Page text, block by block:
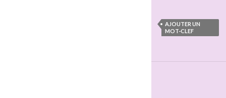
AJOUTER UN
MOT-CLEF